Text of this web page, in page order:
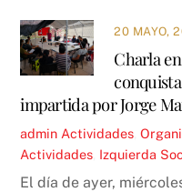
20 MAYO,
Charla
impartida por Jorge
admin Actividades ,
Actividades Izquierda
El día de ayer,